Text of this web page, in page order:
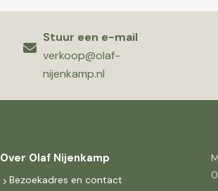
Stuur een e-mail
verkoop@olaf-
nijenkamp.nl
Over Olaf Nijenkamp
Bezoekadres en contact